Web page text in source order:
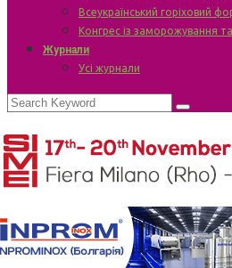
Всеукраїнський горіховий
Конгрес із заморожування
Журнали
Усі журнали